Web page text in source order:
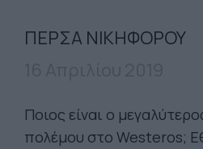
ΠΕΡΣΑ ΝΙΚΗΦΟΡΟΥ
Ποιος είναι ο
πολέμου στο Westeros;